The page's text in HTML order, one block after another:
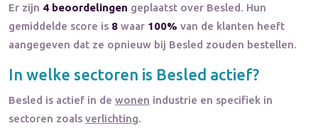
Er zijn 4 beoordelingen geplaatst over Besled. Hun
gemiddelde score is 8 waar 100% van de klanten heeft
aangegeven dat ze opnieuw bij Besled zouden bestellen.
In welke sectoren is Besled actief?
Besled is actief in de wonen industrie en specifiek in
sectoren zoals verlichting.